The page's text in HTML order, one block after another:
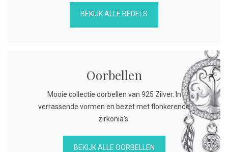
BEKIJK ALLE BEDELS
Oorbellen
Mooie collectie oorbellen van 925 Zilver. In
verrassende vormen en bezet met flonkerende
zirkonia’s.
BEKIJK ALLE OORBELLEN